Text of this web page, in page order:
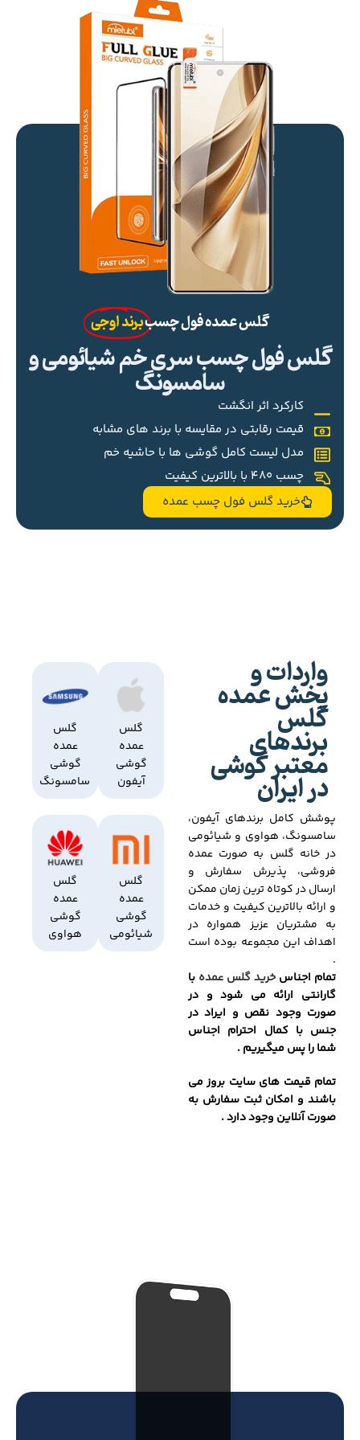
گلس عمده فول چسببرند اوجی
گلس فول چسب سری خم شیائومی و
سامسونگ
کارکرد اثر انگشت
قیمت رقابتی در مقایسه با برند های مشابه
مدل لیست کامل گوشی ها با حاشیه خم
چسب 480 با بالاترین کیفیت
خرید گلس فول چسب عمده
واردات و
پخش عمده
گلس
برندهای
معتبر گوشی
در ایران
پوشش کامل برندهای آیفون،
سامسونگ، هواوی و شیائومی
در خانه گلس به صورت عمده
فروشی، پذیرش سفارش و
ارسال در کوتاه ترین زمان ممکن
و ارائه بالاترین کیفیت و خدمات
به مشتریان عزیز همواره در
اهداف این مجموعه بوده است
.
تمام اجناسخرید گلس عمده با
گارانتی ارائه می شود و در
صورت وجود نقص و ایراد در
جنس با کمال احترام اجناس
شما را پس میگیریم .
تمام قیمت های سایت بروز می
باشند و امکان ثبت سفارش به
صورت آنلاین وجود دارد .
گلس
عمده
گوشی
آیفون
گلس
عمده
گوشی
سامسونگ
گلس
عمده
گوشی
شیائومی
گلس
عمده
گوشی
هواوی